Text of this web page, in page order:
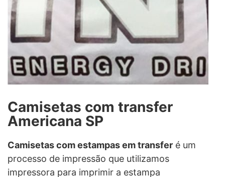
Camisetas com transfer
Americana SP
Camisetas com estampas em transfer é um
processo de impressão que utilizamos
impressora para imprimir a estampa